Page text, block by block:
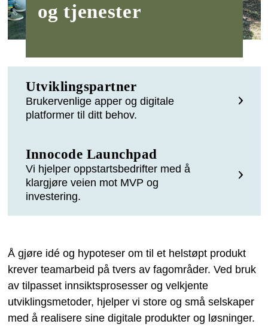
og tjenester
Utviklingspartner
Brukervenlige apper og digitale
platformer til ditt behov.
Innocode Launchpad
Vi hjelper oppstartsbedrifter med å
klargjøre veien mot MVP og
investering.
Å gjøre idé og hypoteser om til et helstøpt produkt
krever teamarbeid på tvers av fagområder. Ved bruk
av tilpasset innsiktsprosesser og velkjente
utviklingsmetoder, hjelper vi store og små selskaper
med å realisere sine digitale produkter og løsninger.